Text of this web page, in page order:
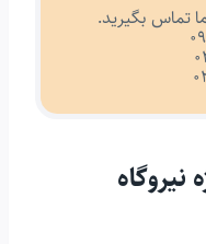
تماس بگیرید.